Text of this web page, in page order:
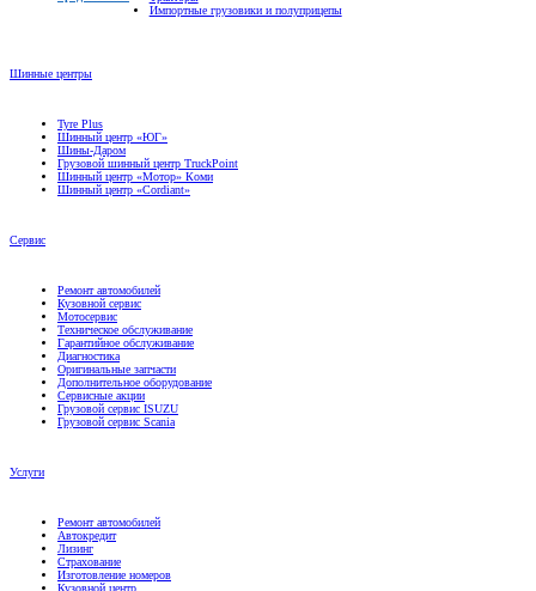
Шинный центр «ЮГ»
Шины-Даром
Грузовой шинный центр TruckPoint
Шинный центр «Мотор» Коми
Шинный центр «Cordiant»
Кузовной сервис
Мотосервис
Техническое обслуживание
Гарантийное обслуживание
Диагностика
Оригинальные запчасти
Дополнительное оборудование
Сервисные акции
Грузовой сервис ISUZU
Грузовой сервис Scania
Автокредит
Лизинг
Страхование
Изготовление номеров
Кузовной центр
Кафе «Автопорт»